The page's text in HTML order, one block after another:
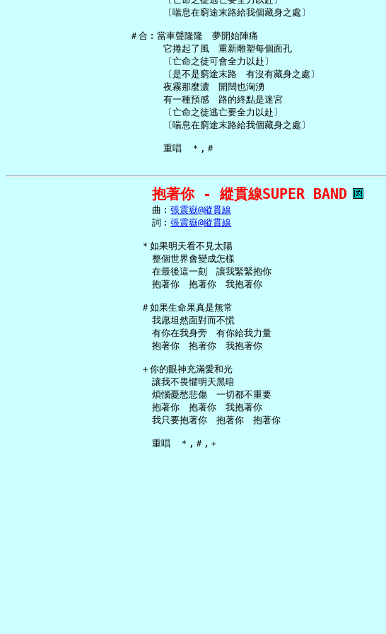
       〔喘息在窮途末路給我個藏身之處〕
＃合︰當車聲隆隆　夢開始陣痛
       它捲起了風　重新雕塑每個面孔
       〔亡命之徒可會全力以赴〕
       〔是不是窮途末路　有沒有藏身之處〕
       夜霧那麼濃　開闊也洶湧
       有一種預感　路的終點是迷宮
       〔亡命之徒逃亡要全力以赴〕
       〔喘息在窮途末路給我個藏身之處〕
抱著你 - 縱貫線SUPER BAND
     曲︰
張震嶽@縱貫線
     詞︰
張震嶽@縱貫線
   ＊如果明天看不見太陽
     整個世界會變成怎樣
     在最後這一刻　讓我緊緊抱你
     抱著你　抱著你　我抱著你
   ＃如果生命果真是無常
     我愿坦然面對而不慌
     有你在我身旁　有你給我力量
     抱著你　抱著你　我抱著你
   ＋你的眼神充滿愛和光
     讓我不畏懼明天黑暗
     煩惱憂愁悲傷　一切都不重要
     抱著你　抱著你　我抱著你
     我只要抱著你　抱著你　抱著你